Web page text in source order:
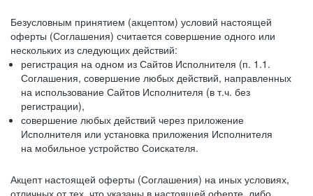
Безусловным принятием (акцептом) условий настоящей
оферты (Соглашения) считается совершение одного или
нескольких из следующих действий:
регистрация на одном из Сайтов Исполнителя (п. 1.1.
Соглашения, совершение любых действий, направленных
на использование Сайтов Исполнителя (в т.ч. без
регистрации),
совершение любых действий через приложение
Исполнителя или установка приложения Исполнителя
на мобильное устройство Соискателя.
Акцепт настоящей оферты (Соглашения) на иных условиях,
отличных от тех, что указаны в настоящей оферте, либо